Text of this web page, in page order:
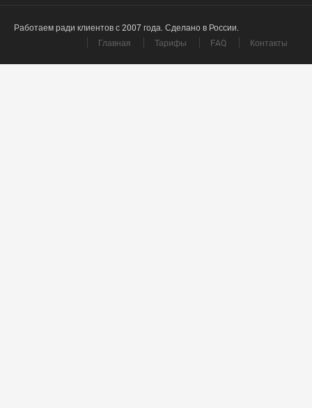
Работаем ради клиентов с 2007 года. Сделано в России.
Главная
Тарифы FAQ Контакты